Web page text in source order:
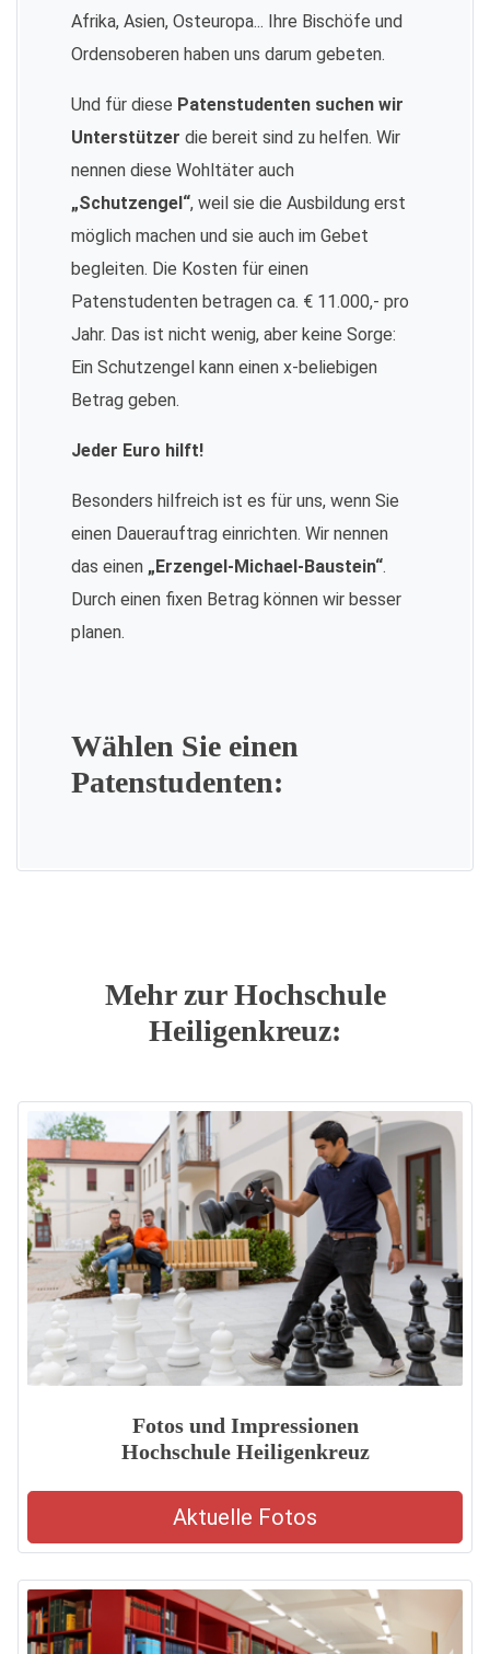
Afrika, Asien, Osteuropa... Ihre Bischöfe und
Ordensoberen haben uns darum gebeten.
Und für diese Patenstudenten suchen wir
Unterstützer die bereit sind zu helfen. Wir
nennen diese Wohltäter auch
„Schutzengel“, weil sie die Ausbildung erst
möglich machen und sie auch im Gebet
begleiten. Die Kosten für einen
Patenstudenten betragen ca. € 11.000,- pro
Jahr. Das ist nicht wenig, aber keine Sorge:
Ein Schutzengel kann einen x-beliebigen
Betrag geben.
Jeder Euro hilft!
Besonders hilfreich ist es für uns, wenn Sie
einen Dauerauftrag einrichten. Wir nennen
das einen „Erzengel-Michael-Baustein“.
Durch einen fixen Betrag können wir besser
planen.
Wählen Sie einen
Patenstudenten:
Mehr zur Hochschule
Heiligenkreuz:
Fotos und Impressionen
Hochschule Heiligenkreuz
Aktuelle Fotos